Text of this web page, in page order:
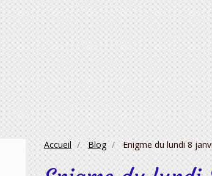
Accueil Blog Enigme du lundi 8